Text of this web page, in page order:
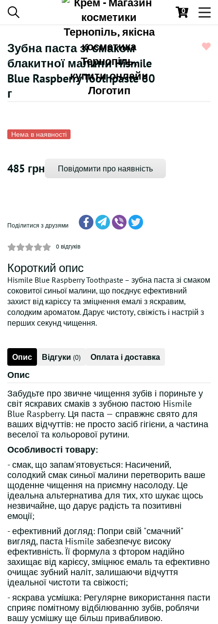
0
Зубна паста зі смаком
блакитної малини Hismile
Blue Raspberry Toothpaste 60
г
Нема в наявності
485 грн Повідомити про наявність
Поділитися з друзями
0 відгуків
Короткий опис
Hismile Blue Raspberry Toothpaste – зубна паста зі смаком
соковитої синьої малини, що поєднує ефективний
захист від карієсу та зміцнення емалі з яскравим,
солодким ароматом. Дарує чистоту, свіжість і настрій з
перших секунд чищення.
Опис Відгуки (0) Оплата і доставка
Опис
Забудьте про звичне чищення зубів і пориньте у
світ яскравих смаків з зубною пастою Hismile
Blue Raspberry. Ця паста — справжнє свято для
ваших відчуттів: не просто засіб гігієни, а частина
веселої та кольорової рутини.
Особливості товару:
- смак, що запам'ятовується: Насичений,
солодкий смак синьої малини перетворить ваше
щоденне чищення на приємну насолоду. Це
ідеальна альтернатива для тих, хто шукає щось
незвичайне, що дарує радість та позитивні
емоції;
- ефективний догляд: Попри свій "смачний"
вигляд, паста Hismile забезпечує високу
ефективність. Її формула з фтором надійно
захищає від карієсу, зміцнює емаль та ефективно
очищає зубний наліт, залишаючи відчуття
ідеальної чистоти та свіжості;
- яскрава усмішка: Регулярне використання пасти
сприяє помітному відбілюванню зубів, роблячи
вашу усмішку ще більш привабливою.